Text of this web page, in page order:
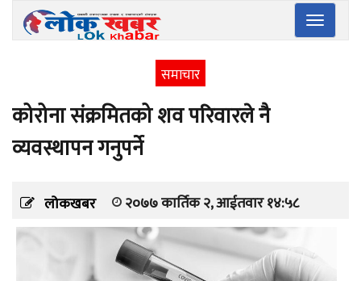
Toggle
समाचार
कोरोना संक्रमितको शव परिवारले नै
व्यवस्थापन गनुपर्ने
लोकखबर २०७७ कार्तिक २, आईतवार १४:५८